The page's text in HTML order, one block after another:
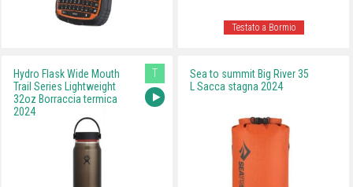
Testato a Bormio
Hydro Flask Wide Mouth
Trail Series Lightweight
32oz Borraccia termica
2024
T
Sea to summit Big River 35
L Sacca stagna 2024